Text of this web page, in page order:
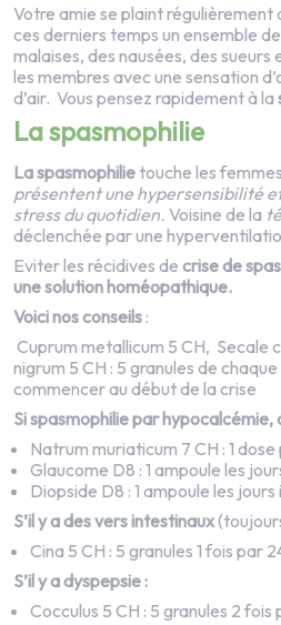
Votre amie se plaint régulièrement
ces derniers temps un ensemble
malaises, des nausées, des
les membres avec une sensation
d’air. Vous pensez rapidement à la
La spasmophilie
La spasmophilie touche les
présentent une hypersensibilité
stress du quotidien. Voisine de la
déclenchée par une
Eviter les récidives de crise de
une solution homéopathique.
Voici nos conseils :
Cuprum metallicum 5 CH, Secale
nigrum 5 CH : 5 granules de
commencer au début de la crise
Si spasmophilie par hypocalcémie,
Natrum muriaticum 7 CH : 1
Glaucome D8 : 1 ampoule les
Diopside D8 : 1 ampoule les jours
S’il y a des vers intestinaux
Cina 5 CH : 5 granules 1 fois par
S’il y a dyspepsie :
Cocculus 5 CH : 5 granules 2 fois